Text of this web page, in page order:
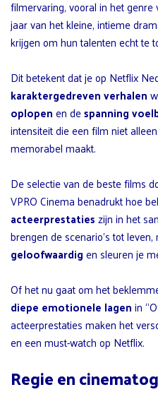
filmervaring, vooral in het
jaar van het kleine, intieme
krijgen om hun talenten echt te
Dit betekent dat je op Netflix
karaktergedreven verhalen
oplopenen despanning
intensiteit die een film niet
memorabel maakt.
De selectie van de beste films
VPRO Cinema benadrukt hoe
acteerprestatieszijn in het
brengen de scenario’s tot
geloofwaardigen sleuren je
Of het nu gaat om het
diepe emotionele lagenin
acteerprestaties maken het
en een must-watch op Netflix.
Regie en